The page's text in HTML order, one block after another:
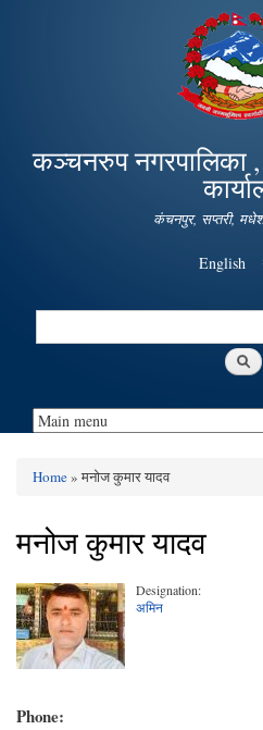
Skip to
main
content
कञ्चनरुप नगरपालिका ,
कंचनपुर, सप्तरी,
English
Search
You are here
Home» मनोज कुमार यादव
मनोज कुमार यादव
Designation:
अमिन
Phone: